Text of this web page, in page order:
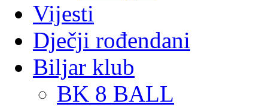
Vijesti
Dječji rođendani
Biljar klub
BK 8 BALL